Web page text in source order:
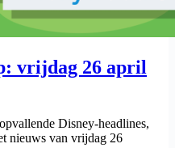
vrijdag 26 april
Disney-headlines,
nieuws van vrijdag 26